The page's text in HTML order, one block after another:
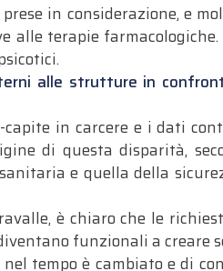
in considerazione, e
terapie farmacologiche.
alle strutture in
in carcere e i dati
di questa disparità,
e quella della
è chiaro che le
funzionali a creare
nel tempo è cambiato e di